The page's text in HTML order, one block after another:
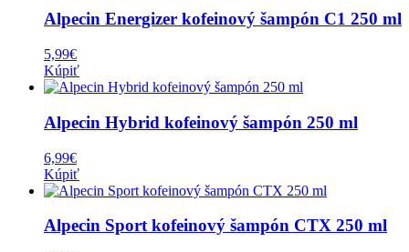
Alpecin Energizer kofeinový šampón C1 250 ml
5,99€
Kúpiť
Alpecin Hybrid kofeinový šampón 250 ml
6,99€
Kúpiť
Alpecin Sport kofeinový šampón CTX 250 ml